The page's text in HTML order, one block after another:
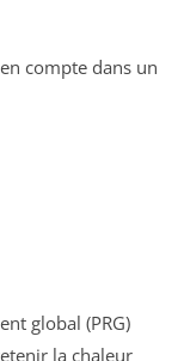
compte dans un
global (PRG)
la chaleur